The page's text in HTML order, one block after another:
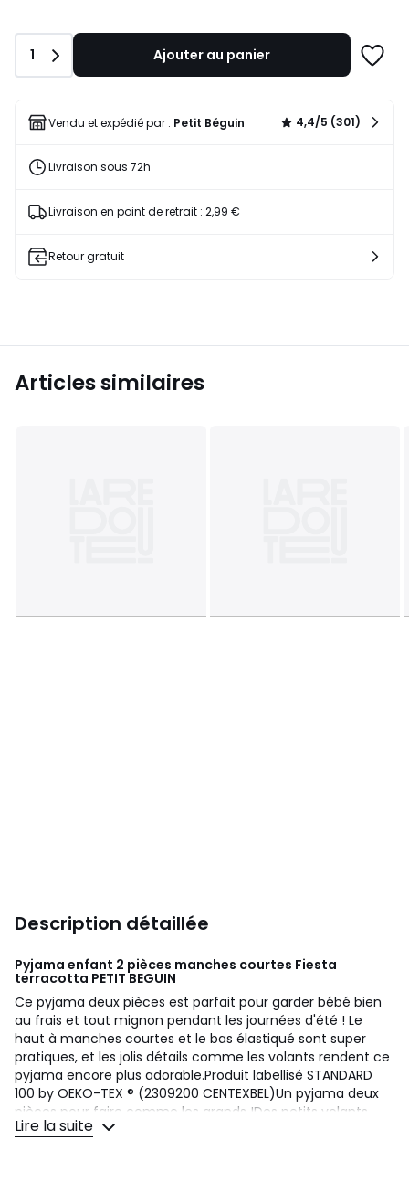
Quantité
1 Ajouter au panier
liste
Vendu et expédié par : Petit Béguin 4,4/5 (301)
Livraison sous 72h
Livraison en point de retrait : 2,99 €
Retour gratuit
Articles similaires
Description détaillée
Pyjama enfant 2 pièces manches courtes Fiesta
terracotta PETIT BEGUIN
Ce pyjama deux pièces est parfait pour garder bébé bien
au frais et tout mignon pendant les journées d'été ! Le
haut à manches courtes et le bas élastiqué sont super
pratiques, et les jolis détails comme les volants rendent ce
pyjama encore plus adorable.Produit labellisé STANDARD
100 by OEKO-TEX ® (2309200 CENTEXBEL)Un pyjama deux
pièces pour faire comme les grands !Des petits volants
trop mignons sur les épaules Photos non contractuelles :
Lire la suite